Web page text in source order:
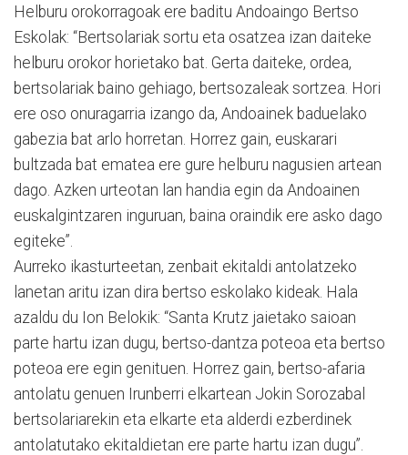
Helburu orokorragoak ere baditu Andoaingo Bertso
Eskolak: “Bertsolariak sortu eta osatzea izan daiteke
helburu orokor horietako bat. Gerta daiteke, ordea,
bertsolariak baino gehiago, bertsozaleak sortzea. Hori
ere oso onuragarria izango da, Andoainek baduelako
gabezia bat arlo horretan. Horrez gain, euskarari
bultzada bat ematea ere gure helburu nagusien artean
dago. Azken urteotan lan handia egin da Andoainen
euskalgintzaren inguruan, baina oraindik ere asko dago
egiteke”.
Aurreko ikasturteetan, zenbait ekitaldi antolatzeko
lanetan aritu izan dira bertso eskolako kideak. Hala
azaldu du Ion Belokik: “Santa Krutz jaietako saioan
parte hartu izan dugu, bertso-dantza poteoa eta bertso
poteoa ere egin genituen. Horrez gain, bertso-afaria
antolatu genuen Irunberri elkartean Jokin Sorozabal
bertsolariarekin eta elkarte eta alderdi ezberdinek
antolatutako ekitaldietan ere parte hartu izan dugu”.